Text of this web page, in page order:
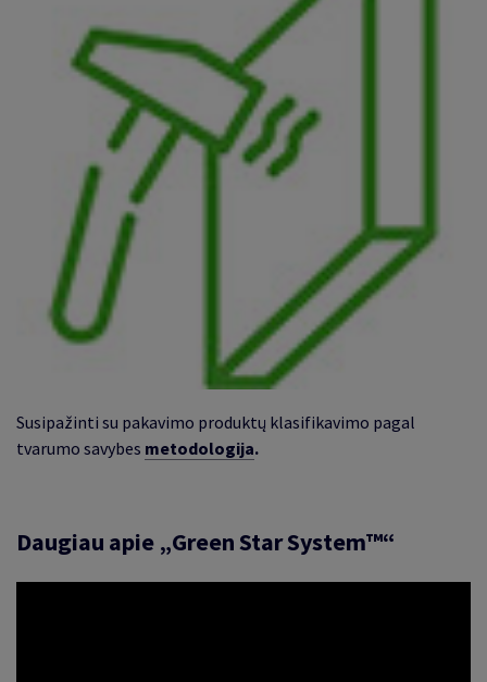
Susipažinti su pakavimo produktų klasifikavimo pagal
tvarumo savybes metodologija.
Daugiau apie „Green Star System™“